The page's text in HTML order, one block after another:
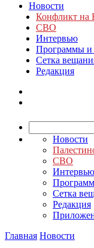
Новости
Конфликт на
СВО
Интервью
Программы и
Сетка
Редакция
Новости
СВО
Интервью
Сетка
Редакция
Главная Новости